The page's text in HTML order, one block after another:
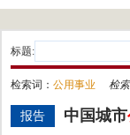
标题:
检索词： 公用事业 检
报告 中国城市